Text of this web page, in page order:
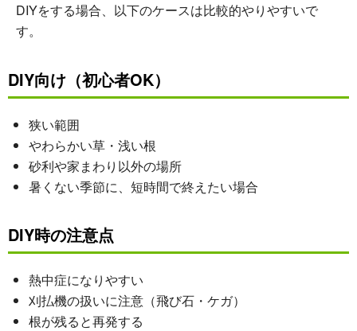
DIYをする場合、以下のケースは比較的やりやすいで
す。
DIY向け（初心者OK）
狭い範囲
やわらかい草・浅い根
砂利や家まわり以外の場所
暑くない季節に、短時間で終えたい場合
DIY時の注意点
熱中症になりやすい
刈払機の扱いに注意（飛び石・ケガ）
根が残ると再発する